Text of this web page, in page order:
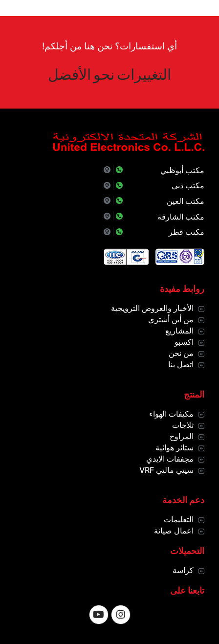
أي استفسارات؟ نحن هنا من أجلكم!
التغييرات نحو الأفضل
مكتب أبوظبي
مكتب دبي
مكتب العين
مكتب الشارقة
مكتب قطر
روابط مفيدة
الأخبار والعروض الترويجية
من أين أشتري
المشاريع
اكسبو
من نحن
اتصل بنا
المنتج
مكيفات الهواء
ثلاجات
المراوح
ستائر هوائية
مجففات الايدي
سيتي مالتي VRF
دعم الخدمة
التعليمات
اعمال صيانة
التحميلات
كراسة
تابعنا على